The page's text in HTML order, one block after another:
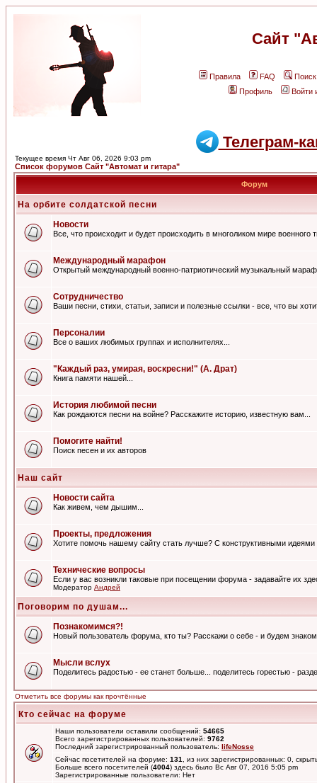
Сайт
Правила FAQ
Поиск
Профиль
Войти
Телеграм-
Текущее время Чт Авг 06, 2026 9:03 pm
Список форумов Сайт "Автомат и гитара"
Форум
На орбите солдатской песни
Новости
Все, что происходит и будет происходить в многоликом мире военного
Международный марафон
Открытый международный военно-патриотический музыкальный
Сотрудничество
Ваши песни, стихи, статьи, записи и полезные ссылки - все, что вы
Персоналии
Все о ваших любимых группах и исполнителях...
"Каждый раз, умирая, воскресни!" (А. Драт)
Книга памяти нашей...
История любимой песни
Как рождаются песни на войне? Расскажите историю, известную вам...
Помогите найти!
Поиск песен и их авторов
Наш сайт
Новости сайта
Как живем, чем дышим...
Проекты, предложения
Хотите помочь нашему сайту стать лучше? С конструктивными
Технические вопросы
Если у вас возникли таковые при посещении форума - задавайте их
Модератор Андрей
Поговорим по душам...
Познакомимся?!
Новый пользователь форума, кто ты? Расскажи о себе - и будем
Мысли вслух
Поделитесь радостью - ее станет больше... поделитесь горестью -
Отметить все форумы как прочтённые
Кто сейчас на форуме
Наши пользователи оставили сообщений: 54665
Всего зарегистрированных пользователей: 9762
Последний зарегистрированный пользователь: lifeNosse
Сейчас посетителей на форуме: 131
, из них зарегистрированных: 0,
Больше всего посетителей (4004) здесь было Вс Авг 07, 2016 5:05 pm
Зарегистрированные пользователи: Нет